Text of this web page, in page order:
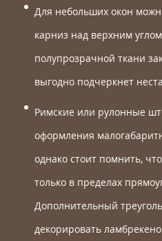
Для небольших окон
карниз над верхним
полупрозрачной ткани
выгодно подчеркнет
Римские или рулонные
оформления
однако стоит помнить,
только в пределах
Дополнительный
декорировать